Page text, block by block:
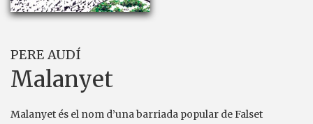
PERE AUDÍ
Malanyet
Malanyet és el nom d’una barriada popular de Falset